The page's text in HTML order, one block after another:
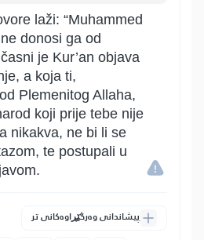
laži: “Muhammed
donosi ga od
je Kur’an objava
a koja ti,
Plemenitog Allaha,
koji prije tebe nije
nikakva, ne bi li se
te postupali u
پیشاندانی وەرگێڕاوەکانی تر